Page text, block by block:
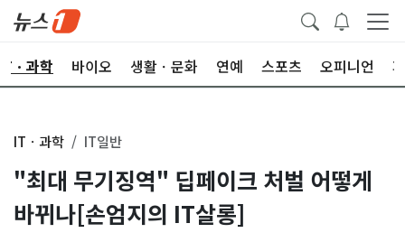
ㆍ과학 바이오 생활ㆍ문화 연예 스포츠 오피니언
ITㆍ과학 IT일반
"최대 무기징역" 딥페이크 처벌 어떻게
바뀌나[손엄지의 IT살롱]